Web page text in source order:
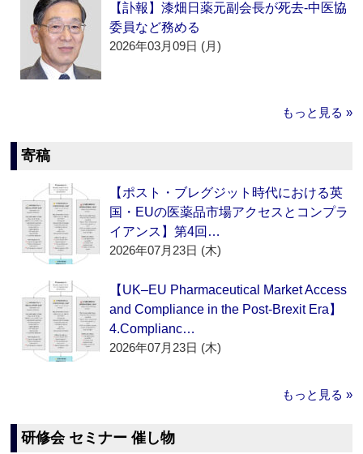
【訃報】漆畑日薬元副会長が死去‐中医協
委員など務める
2026年03月09日 (月)
もっと見る »
寄稿
【ポスト・ブレグジット時代における英
国・EUの医薬品市場アクセスとコンプラ
イアンス】第4回…
2026年07月23日 (木)
【UK–EU Pharmaceutical Market Access
and Compliance in the Post-Brexit Era】
4.Complianc…
2026年07月23日 (木)
もっと見る »
研修会 セミナー 催し物